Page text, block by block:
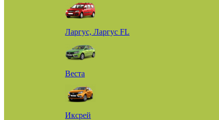
Ларгус, Ларгус FL
Веста
Иксрей